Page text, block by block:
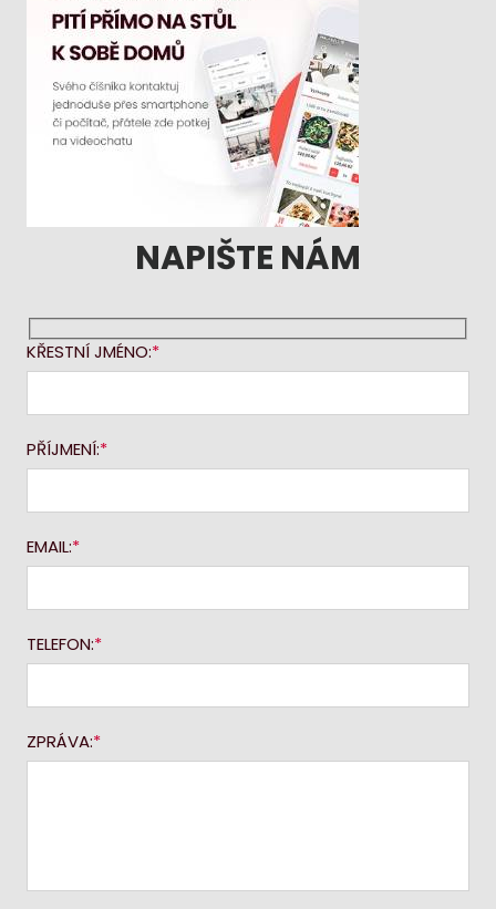
NAPIŠTE NÁM
KŘESTNÍ JMÉNO:
PŘÍJMENÍ:
EMAIL:
TELEFON:
ZPRÁVA: